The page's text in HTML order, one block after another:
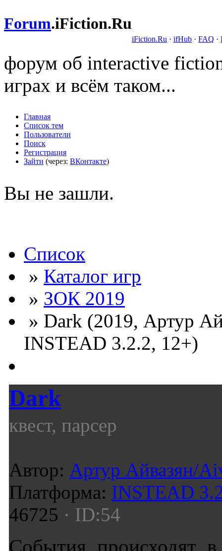
Forum.iFiction.Ru
iFiction.Ru · ifHub · FAQ ·
форум об interactive
играх и всём таком...
Главная
Список тем
Пользователи
Поиск
Регистрация
Зайти (через: ВКонтакте)
Вы не зашли.
Список
» Каталог игр
» ЗОК 2019
» Dark (2019, Артур
INSTEAD 3.2.2, 12+)
Dark
квест, парсер
Автор: Артур Айвазян/
Платформа: INSTEAD
46725 · ID:54